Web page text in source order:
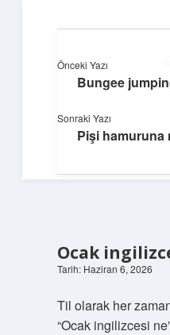
Güncel paylaşımlar ve
Ocak
Tarih: Haziran 6, 2026
Til olarak her
“Ocak ingilizcesi
Önceki Yazı
Bungee
Sonraki Yazı
Pişi hamuruna